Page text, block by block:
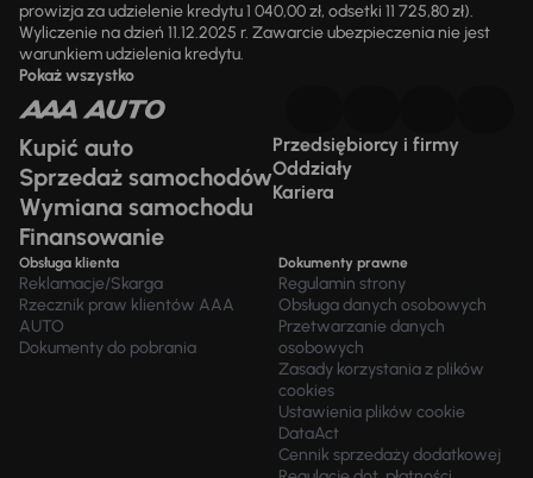
prowizja za udzielenie kredytu 1 040,00 zł, odsetki 11 725,80 zł).
Wyliczenie na dzień 11.12.2025 r. Zawarcie ubezpieczenia nie jest
warunkiem udzielenia kredytu.
Pokaż wszystko
Kupić auto
Sprzedaż samochodów
Wymiana samochodu
Finansowanie
Przedsiębiorcy i firmy
Oddziały
Kariera
Obsługa klienta
Reklamacje/Skarga
Rzecznik praw klientów AAA
AUTO
Dokumenty do pobrania
Dokumenty prawne
Regulamin strony
Obsługa danych osobowych
Przetwarzanie danych
osobowych
Zasady korzystania z plików
cookies
Ustawienia plików cookie
DataAct
Cennik sprzedaży dodatkowej